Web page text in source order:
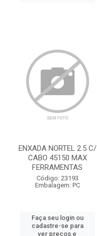
ENXADA NORTEL 2.5 C/
CABO 45150 MAX
FERRAMENTAS
Código: 23193
Embalagem: PC
Faça seu login ou
cadastre-se para
ver preços e